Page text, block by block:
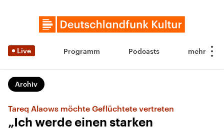
Live Programm Podcasts
Archiv
Tareq Alaows möchte Geflüchtete vertreten
„Ich werde einen starken